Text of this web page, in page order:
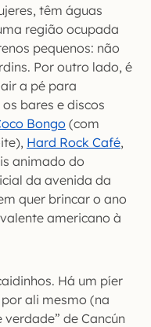
têm águas
região ocupada
pequenos: não
Por outro lado, é
a pé para
bares e discos
Bongo(com
Hard Rock Café,
animado do
da avenida da
quer brincar o ano
americano à
Há um píer
ali mesmo (na
de Cancún